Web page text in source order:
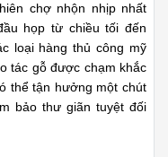
chợ nhộn nhịp nhất
họp từ chiều tối đến
loại hàng thủ công mỹ
tác gỗ được chạm khắc
thể tận hưởng một chút
bảo thư giãn tuyệt đối